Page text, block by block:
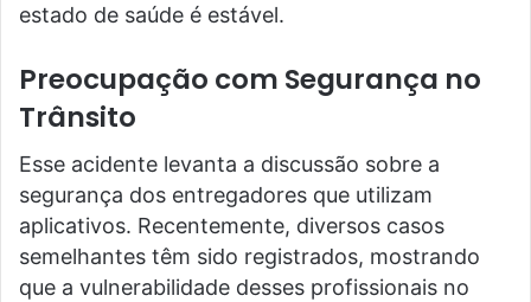
estado de saúde é estável.
Preocupação com Segurança no
Trânsito
Esse acidente levanta a discussão sobre a
segurança dos entregadores que utilizam
aplicativos. Recentemente, diversos casos
semelhantes têm sido registrados, mostrando
que a vulnerabilidade desses profissionais no